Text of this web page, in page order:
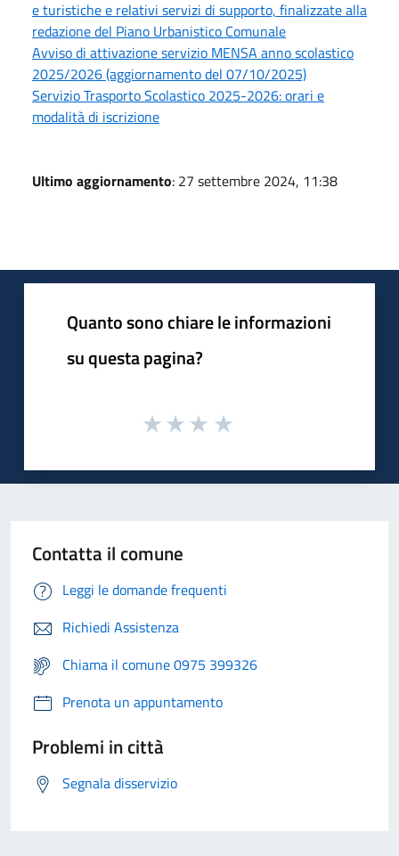
e turistiche e relativi servizi di supporto, finalizzate alla
redazione del Piano Urbanistico Comunale
Avviso di attivazione servizio MENSA anno scolastico
2025/2026 (aggiornamento del 07/10/2025)
Servizio Trasporto Scolastico 2025-2026: orari e
modalità di iscrizione
Ultimo aggiornamento: 27 settembre 2024, 11:38
Quanto sono chiare le informazioni
su questa pagina?
Contatta il comune
Leggi le domande frequenti
Richiedi Assistenza
Chiama il comune 0975 399326
Prenota un appuntamento
Problemi in città
Segnala disservizio